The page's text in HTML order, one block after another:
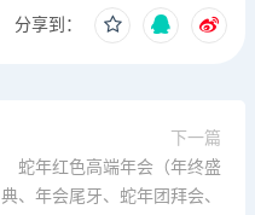
分享到：
下一篇
蛇年红色高端年会（年终盛
典、年会尾牙、蛇年团拜会、